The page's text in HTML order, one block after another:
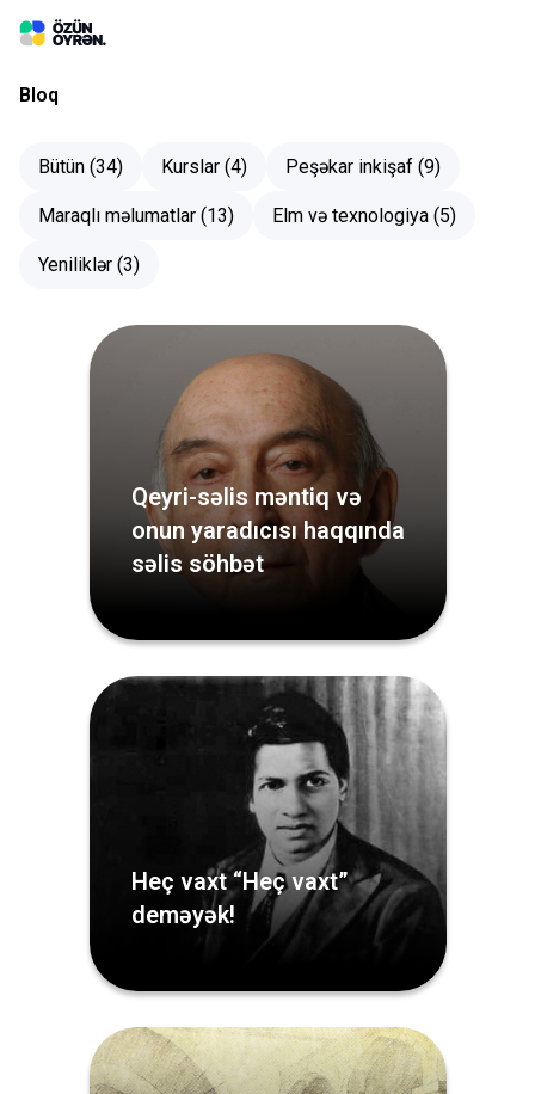
Bloq
Bütün (34) Kurslar (4) Peşəkar inkişaf (9)
Maraqlı məlumatlar (13) Elm və texnologiya (5)
Yeniliklər (3)
Qeyri-səlis məntiq və
onun yaradıcısı haqqında
səlis söhbət
Heç vaxt “Heç vaxt”
deməyək!